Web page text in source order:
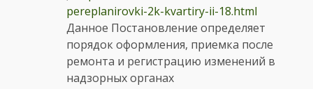
pereplanirovki-2k-kvartiry-ii-18.html
Данное Постановление определяет
порядок оформления, приемка после
ремонта и регистрацию изменений в
надзорных органах